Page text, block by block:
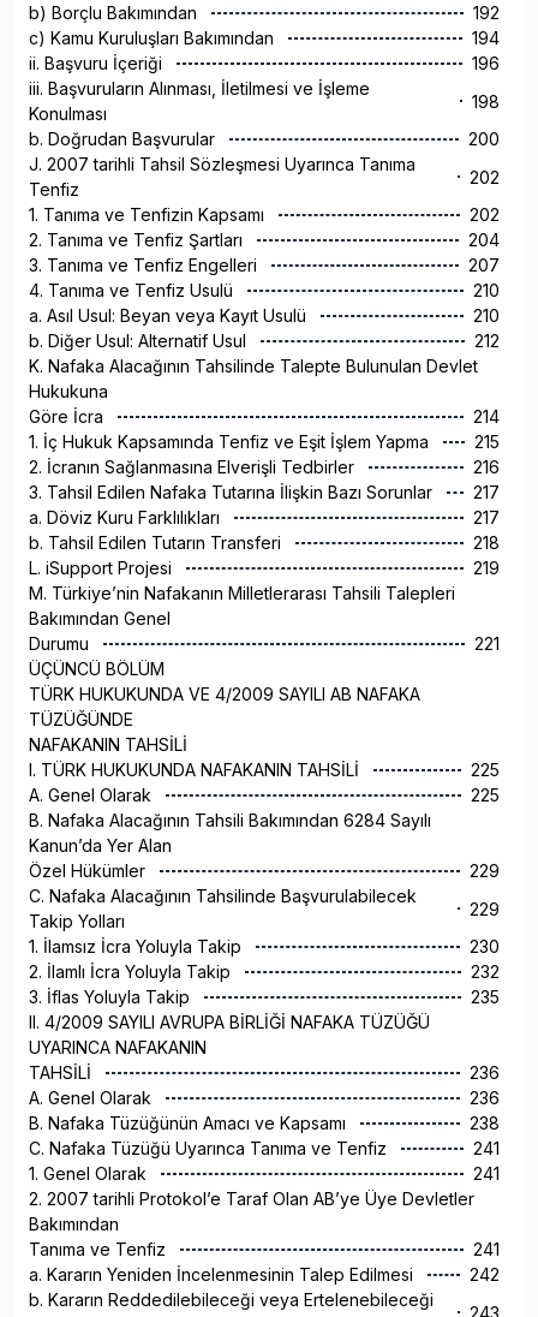
b) Borçlu Bakımından
192
c) Kamu Kuruluşları Bakımından
194
ii. Başvuru İçeriği
196
iii. Başvuruların Alınması, İletilmesi ve İşleme
Konulması
198
b. Doğrudan Başvurular
200
J. 2007 tarihli Tahsil Sözleşmesi Uyarınca Tanıma
Tenfiz
202
1. Tanıma ve Tenfizin Kapsamı
202
2. Tanıma ve Tenfiz Şartları
204
3. Tanıma ve Tenfiz Engelleri
207
4. Tanıma ve Tenfiz Usulü
210
a. Asıl Usul: Beyan veya Kayıt Usulü
210
b. Diğer Usul: Alternatif Usul
212
K. Nafaka Alacağının Tahsilinde Talepte Bulunulan Devlet
Hukukuna
Göre İcra
214
1. İç Hukuk Kapsamında Tenfiz ve Eşit İşlem Yapma
215
2. İcranın Sağlanmasına Elverişli Tedbirler
216
3. Tahsil Edilen Nafaka Tutarına İlişkin Bazı Sorunlar
217
a. Döviz Kuru Farklılıkları
217
b. Tahsil Edilen Tutarın Transferi
218
L. iSupport Projesi
219
M. Türkiye’nin Nafakanın Milletlerarası Tahsili Talepleri
Bakımından Genel
Durumu
221
ÜÇÜNCÜ BÖLÜM
TÜRK HUKUKUNDA VE 4/2009 SAYILI AB NAFAKA
TÜZÜĞÜNDE
NAFAKANIN TAHSİLİ
I. TÜRK HUKUKUNDA NAFAKANIN TAHSİLİ
225
A. Genel Olarak
225
B. Nafaka Alacağının Tahsili Bakımından 6284 Sayılı
Kanun’da Yer Alan
Özel Hükümler
229
C. Nafaka Alacağının Tahsilinde Başvurulabilecek
Takip Yolları
229
1. İlamsız İcra Yoluyla Takip
230
2. İlamlı İcra Yoluyla Takip
232
3. İflas Yoluyla Takip
235
II. 4/2009 SAYILI AVRUPA BİRLİĞİ NAFAKA TÜZÜĞÜ
UYARINCA NAFAKANIN
TAHSİLİ
236
A. Genel Olarak
236
B. Nafaka Tüzüğünün Amacı ve Kapsamı
238
C. Nafaka Tüzüğü Uyarınca Tanıma ve Tenfiz
241
1. Genel Olarak
241
2. 2007 tarihli Protokol’e Taraf Olan AB’ye Üye Devletler
Bakımından
Tanıma ve Tenfiz
241
a. Kararın Yeniden İncelenmesinin Talep Edilmesi
242
b. Kararın Reddedilebileceği veya Ertelenebileceği
243